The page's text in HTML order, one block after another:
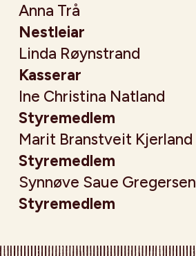
Anna Trå
Nestleiar
Linda Røynstrand
Kasserar
Ine Christina Natland
Styremedlem
Marit Branstveit Kjerland
Styremedlem
Synnøve Saue Gregersen
Styremedlem